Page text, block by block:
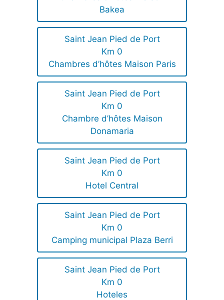
Bakea
Saint Jean Pied de Port
Km 0
Chambres d’hôtes Maison Paris
Saint Jean Pied de Port
Km 0
Chambre d’hôtes Maison
Donamaria
Saint Jean Pied de Port
Km 0
Hotel Central
Saint Jean Pied de Port
Km 0
Camping municipal Plaza Berri
Saint Jean Pied de Port
Km 0
Hoteles